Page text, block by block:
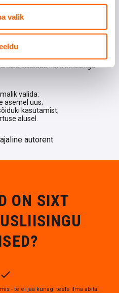
valik jooksul muutumatu. See
operatiivliisingu lõpus
kui finants- või
sisaldab kõiki sõidukiga
valida:
asemel uus;
kasutamist;
alusel.
ON SIXT
- te ei jää kunagi teele ilma abita.